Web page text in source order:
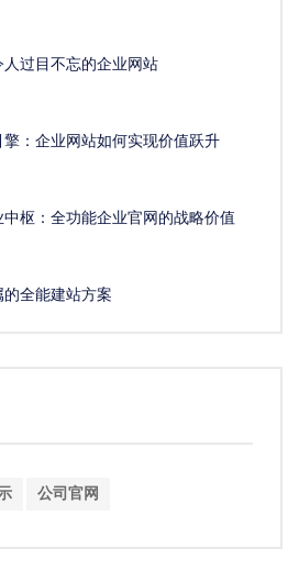
过目不忘的企业网站
：企业网站如何实现价值跃升
枢：全功能企业官网的战略价值
全能建站方案
公司官网